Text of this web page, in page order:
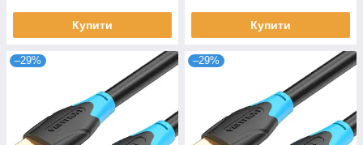
Купити Купити
–29% –29%